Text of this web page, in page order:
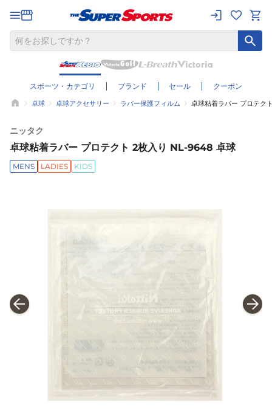
スポーツ・カテゴリ ブランド セール クーポン
卓球 卓球アクセサリー ラバー保護フィルム 卓球粘着ラバー プロテク
ニッタク
卓球粘着ラバー プロテクト 2枚入り NL-9648 卓球
MENS LADIES KIDS